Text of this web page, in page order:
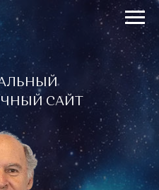
САЙТ